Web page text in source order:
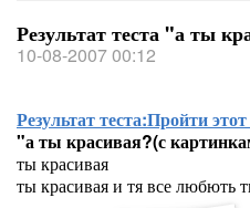
Результат теста "а ты
10-08-2007 00:12
Результат теста:Пройти этот
"а ты красивая?(с
ты красивая
ты красивая и тя все любють